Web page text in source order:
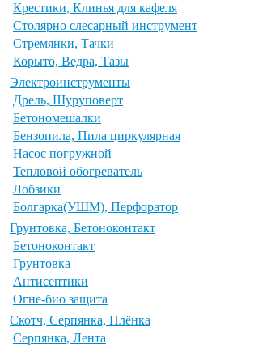
Крестики, Клинья для кафеля
Столярно слесарный инструмент
Стремянки, Тачки
Корыто, Ведра, Тазы
Электроинструменты
Дрель, Шуруповерт
Бетономешалки
Бензопила, Пила циркулярная
Насос погружной
Тепловой обогреватель
Лобзики
Болгарка(УШМ), Перфоратор
Грунтовка, Бетоноконтакт
Бетоноконтакт
Грунтовка
Антисептики
Огне-био защита
Скотч, Серпянка, Плёнка
Серпянка, Лента